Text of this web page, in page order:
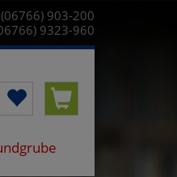
903-200
9323-960